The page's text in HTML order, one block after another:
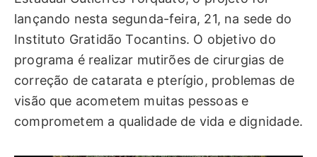
lançando nesta segunda-feira, 21, na sede do
Instituto Gratidão Tocantins. O objetivo do
programa é realizar mutirões de cirurgias de
correção de catarata e pterígio, problemas de
visão que acometem muitas pessoas e
comprometem a qualidade de vida e dignidade.